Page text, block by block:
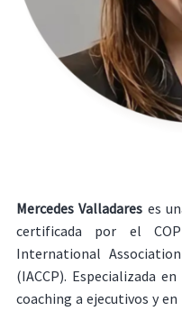
Mercedes Valladares es
certificada por el
International
(IACCP). Especializada
coaching a ejecutivos y